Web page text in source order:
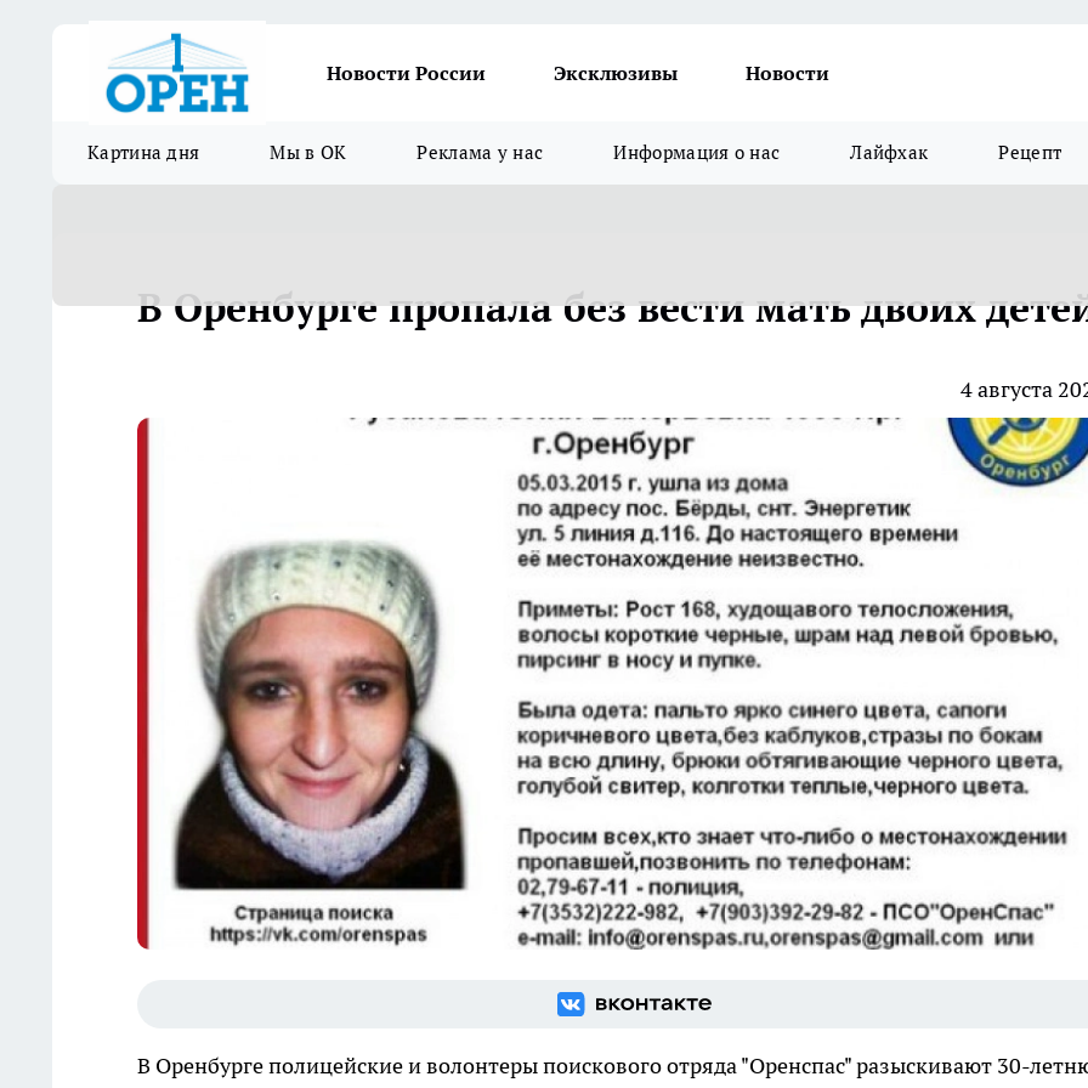
Новости России Эксклюзивы Новости
Картина дня Мы в ОК Реклама у нас Информация о нас Лайфхак Рецепт
В Оренбурге пропала без вести мать двоих
4 августа
В Оренбурге полицейские и волонтеры поискового отряда "Оренспас" разыскивают 30-